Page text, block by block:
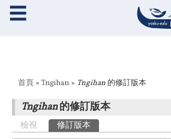
☰
您在這裡
首頁 » Tngihan » Tngihan的修訂版本
Tngihan的修訂版本
主要索引標籤
檢視 修訂版本